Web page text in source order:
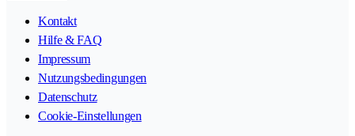
Kontakt
Hilfe & FAQ
Impressum
Nutzungsbedingungen
Datenschutz
Cookie-Einstellungen